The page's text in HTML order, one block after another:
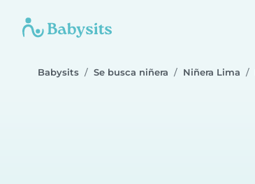
Babysits Se busca niñera Niñera Lima